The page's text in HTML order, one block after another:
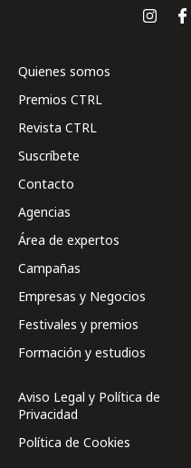
Quienes somos
Premios CTRL
Revista CTRL
Suscríbete
Contacto
Agencias
Área de expertos
Campañas
Empresas y Negocios
Festivales y premios
Formación y estudios
Aviso Legal y Política de
Privacidad
Política de Cookies